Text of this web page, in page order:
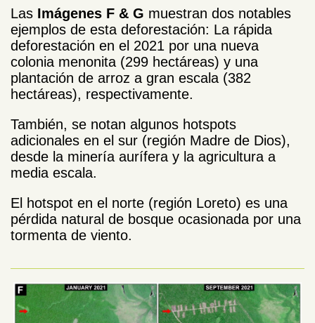
Las Imágenes F & G muestran dos notables
ejemplos de esta deforestación: La rápida
deforestación en el 2021 por una nueva
colonia menonita (299 hectáreas) y una
plantación de arroz a gran escala (382
hectáreas), respectivamente.
También, se notan algunos hotspots
adicionales en el sur (región Madre de Dios),
desde la minería aurífera y la agricultura a
media escala.
El hotspot en el norte (región Loreto) es una
pérdida natural de bosque ocasionada por una
tormenta de viento.